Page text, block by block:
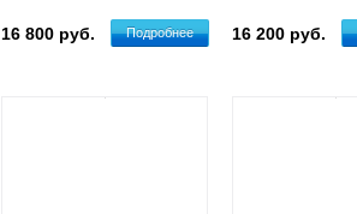
16 800 руб. Подробнее 16 200 руб.